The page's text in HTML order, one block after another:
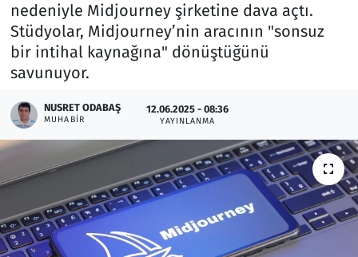
nedeniyle Midjourney şirketine dava açtı.
Stüdyolar, Midjourney’nin aracının "sonsuz
bir intihal kaynağına" dönüştüğünü
savunuyor.
NUSRET ODABAŞ
MUHABIR
12.06.2025 - 08:36
YAYINLANMA
Memur ve Kamu
Otomobil
Oyun
Ramazan
Resmi İlanlar
Rüya Tabirleri